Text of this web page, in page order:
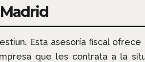
Esta asesoría fiscal ofrece
que les contrata a la